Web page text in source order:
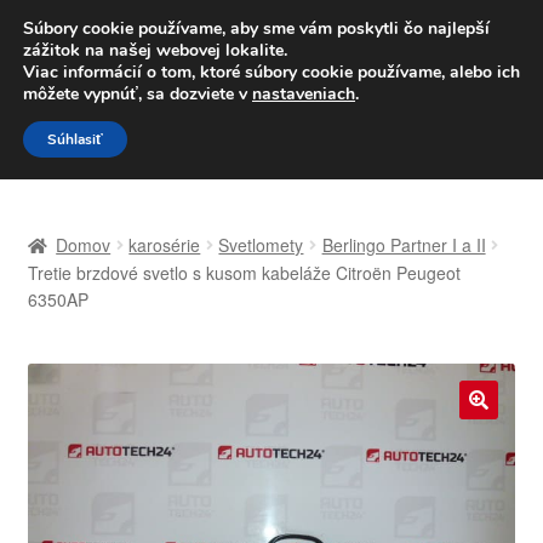
DOPRAVA od 6 EUR
Po–Pi 09:00–16:00 233 221 276
Preskočiť
na
navigáciu
Preskočiť
na
obsah
Celosvetová preprava
Kontakt
Košík
Domov karosérie Svetlomety
Berlingo Partner I a II
Tretie brzdové svetlo s kusom kabeláže Citroën Peugeot
6350AP
Súbory cookie používame, aby sme vám poskytli čo najlepší
zážitok na našej webovej lokalite.
Viac informácií o tom, ktoré súbory cookie používame, alebo ich
môžete vypnúť, sa dozviete v nastaveniach.
Súhlasiť